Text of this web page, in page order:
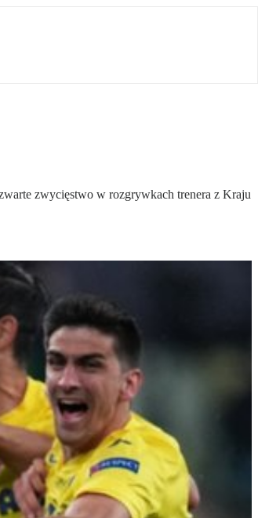
zwycięstwo w rozgrywkach trenera z Kraju